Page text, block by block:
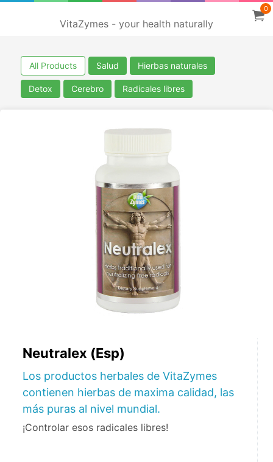
VitaZymes - your health naturally
0
All Products Salud Hierbas naturales
Detox Cerebro Radicales libres
Neutralex (Esp)
Los productos herbales de VitaZymes
contienen hierbas de maxima calidad, las
más puras al nivel mundial.
¡Controlar esos radicales libres!